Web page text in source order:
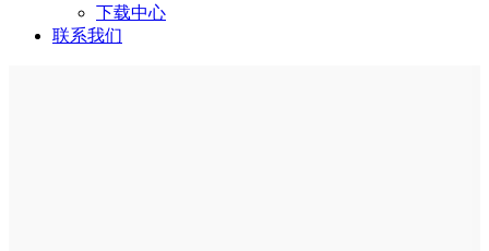
下载中心
联系我们